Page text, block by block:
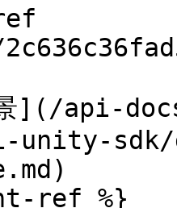
景](/api-
unity-
ref %}